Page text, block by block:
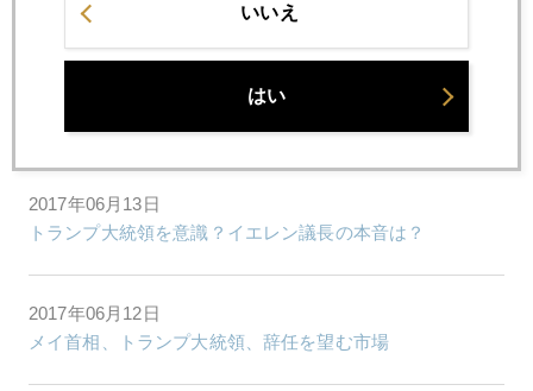
ＦＯＭＣ前後で、株・円・金 乱高下
2017年06月13日
トランプ大統領を意識？イエレン議長の本音は？
2017年06月12日
メイ首相、トランプ大統領、辞任を望む市場
いいえ
はい